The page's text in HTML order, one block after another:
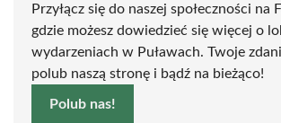
Przyłącz się do naszej społeczności na
gdzie możesz dowiedzieć się więcej o
wydarzeniach w Puławach. Twoje
polub naszą stronę i bądź na bieżąco!
Polub nas!